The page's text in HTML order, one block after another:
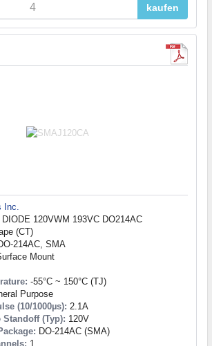
kaufen
Inc.
120VWM 193VC DO214AC
(CT)
214AC, SMA
Mount
-55°C ~ 150°C (TJ)
Purpose
(10/1000µs): 2.1A
Standoff (Typ): 120V
DO-214AC (SMA)
1